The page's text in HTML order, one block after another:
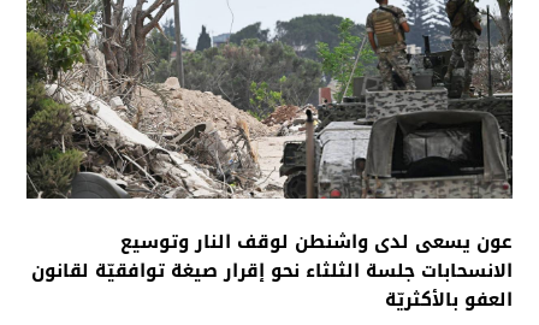
عون يسعى لدى واشنطن لوقف النار وتوسيع
الانسحابات جلسة الثلثاء نحو إقرار صيغة توافقيّة لقانون
العفو بالأكثريّة